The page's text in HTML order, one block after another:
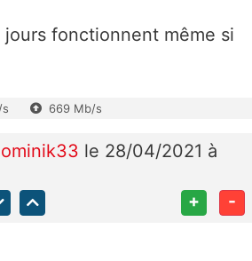
jours fonctionnent même si
669 Mb/s
le 28/04/2021 à
+ -